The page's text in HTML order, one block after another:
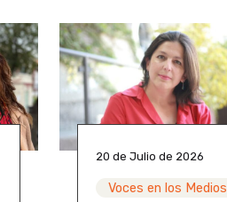
20 de Julio de 2026
Voces en los Medios